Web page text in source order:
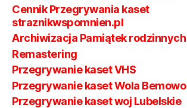
Cennik Przegrywania kaset
straznikwspomnien.pl
Archiwizacja Pamiątek rodzinnych
Remastering
Przegrywanie kaset VHS
Przegrywanie kaset Wola Bemowo
Przegrywanie kaset woj Lubelskie